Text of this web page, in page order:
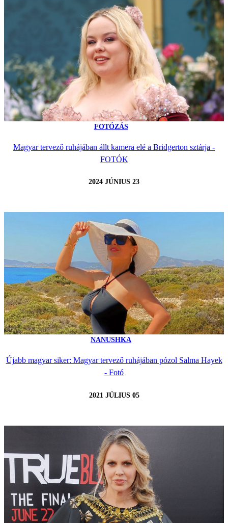
FOTÓZÁS
Magyar tervező ruhájában állt kamera elé a Bridgerton sztárja -
FOTÓK
2024 JÚNIUS 23
NANUSHKA
Újabb magyar siker: Magyar tervező ruhájában pózol Salma Hayek
- Fotó
2021 JÚLIUS 05